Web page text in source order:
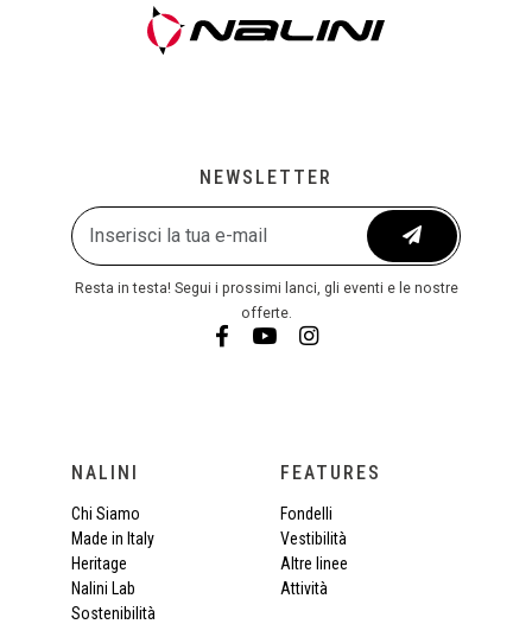
NEWSLETTER
Resta in testa! Segui i prossimi lanci, gli eventi e le nostre
offerte.
NALINI
Chi Siamo
Made in Italy
Heritage
Nalini Lab
Sostenibilità
FEATURES
Fondelli
Vestibilità
Altre linee
Attività